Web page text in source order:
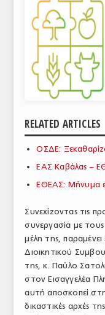
ΚΟΣΜΟΣ
ΕΙΔΗΣΕΙΣ
ΕΥΡΩΠΑΪΚΕΣ ΑΠΟΦΑΣΕΙΣ
ΘΕΜΑΤΑ
ΕΜΠΟΡΙΚΟΣ ΚΑΤΑΛΟΓΟΣ
ΠΑΡΑΓΩΓΗ & ΕΜΠΟΡΙΑ
ΕΞΟΠΛΙΣΜΟΣ
ΥΠΗΡΕΣΙΕΣ
ΕΜΠΟΡΙΚΟΙ
ΝΟΜΟΘΕΣΙΑ
RELATED ARTICLES
ΟΣΔΕ:
ΕΑΣ Καβάλας –
ΕΘΕΑΣ: Μήνυμα
Συνεχίζοντας τις
συνεργασία με
μέλη της,
Διοικητικού
της, κ. Παύλο
στον Εισαγγελέα
αυτή αποσκοπεί
δικαστικές αρχές